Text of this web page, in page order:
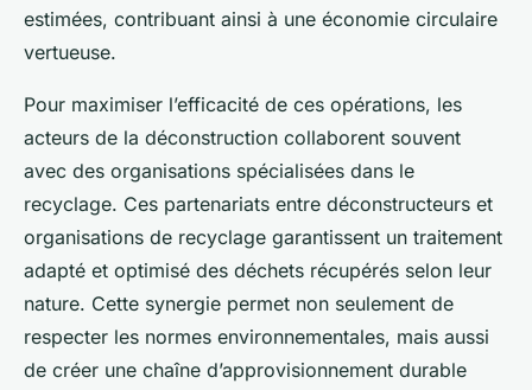
estimées, contribuant ainsi à une économie circulaire
vertueuse.
Pour maximiser l’efficacité de ces opérations, les
acteurs de la déconstruction collaborent souvent
avec des organisations spécialisées dans le
recyclage. Ces partenariats entre déconstructeurs et
organisations de recyclage garantissent un traitement
adapté et optimisé des déchets récupérés selon leur
nature. Cette synergie permet non seulement de
respecter les normes environnementales, mais aussi
de créer une chaîne d’approvisionnement durable